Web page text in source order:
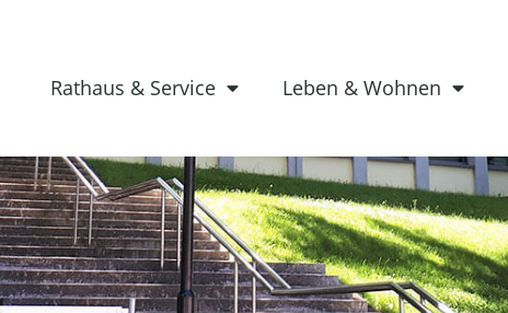
Rathaus & Service Leben & Wohnen